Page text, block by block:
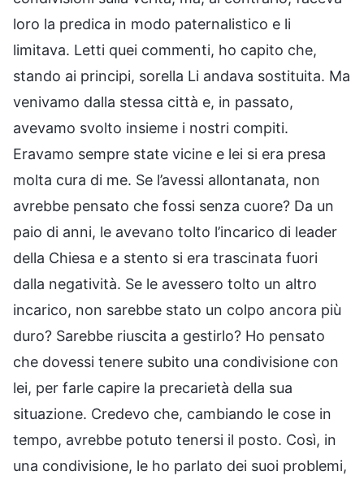
loro la predica in modo paternalistico e li
limitava. Letti quei commenti, ho capito che,
stando ai principi, sorella Li andava sostituita. Ma
venivamo dalla stessa città e, in passato,
avevamo svolto insieme i nostri compiti.
Eravamo sempre state vicine e lei si era presa
molta cura di me. Se l’avessi allontanata, non
avrebbe pensato che fossi senza cuore? Da un
paio di anni, le avevano tolto l’incarico di leader
della Chiesa e a stento si era trascinata fuori
dalla negatività. Se le avessero tolto un altro
incarico, non sarebbe stato un colpo ancora più
duro? Sarebbe riuscita a gestirlo? Ho pensato
che dovessi tenere subito una condivisione con
lei, per farle capire la precarietà della sua
situazione. Credevo che, cambiando le cose in
tempo, avrebbe potuto tenersi il posto. Così, in
una condivisione, le ho parlato dei suoi problemi,